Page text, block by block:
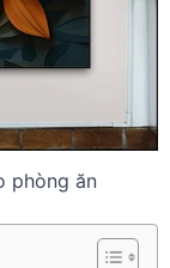
phòng ăn